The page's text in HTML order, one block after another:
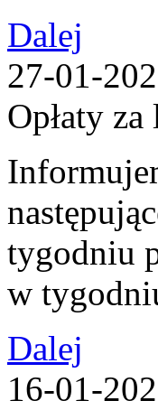
Dalej
27-01-
Opłaty
tygodniu
w
Dalej
16-01-